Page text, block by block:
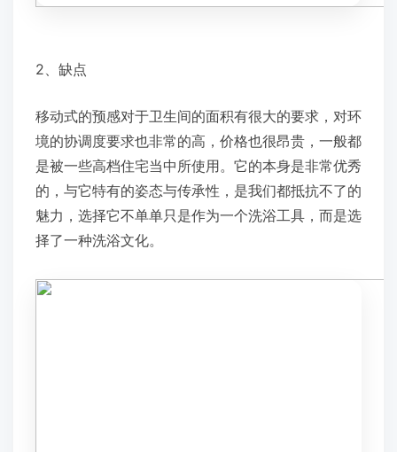
2、缺点
移动式的预感对于卫生间的面积有很大的要求，对环
境的协调度要求也非常的高，价格也很昂贵，一般都
是被一些高档住宅当中所使用。它的本身是非常优秀
的，与它特有的姿态与传承性，是我们都抵抗不了的
魅力，选择它不单单只是作为一个洗浴工具，而是选
择了一种洗浴文化。